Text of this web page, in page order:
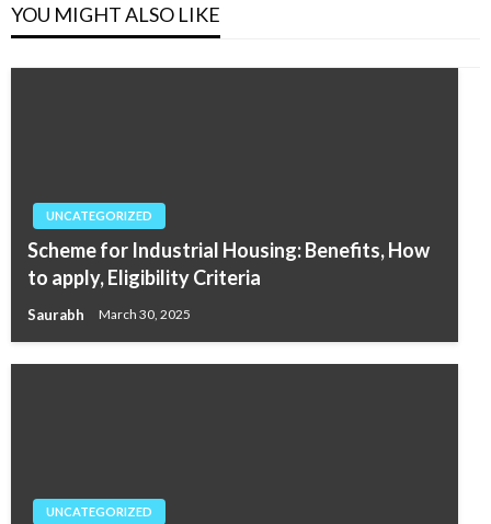
YOU MIGHT ALSO LIKE
UNCATEGORIZED
Scheme for Industrial Housing: Benefits, How
to apply, Eligibility Criteria
Saurabh March 30, 2025
UNCATEGORIZED